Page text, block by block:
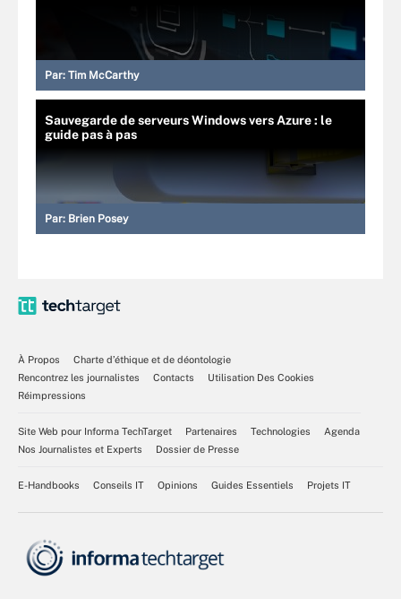
Par: Tim McCarthy
Sauvegarde de serveurs Windows vers Azure : le
guide pas à pas
Par: Brien Posey
À Propos
Charte d’éthique et de déontologie
Rencontrez les journalistes
Contacts
Utilisation Des Cookies
Réimpressions
Site Web pour Informa TechTarget Partenaires Technologies
Agenda
Nos Journalistes et Experts
Dossier de Presse
E-Handbooks Conseils IT Opinions Guides Essentiels Projets IT